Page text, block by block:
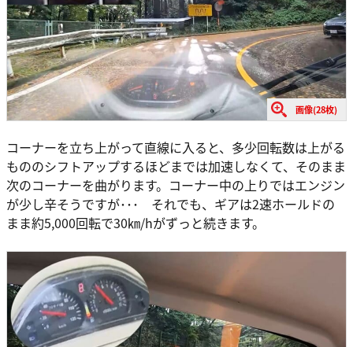
画像(28枚)
コーナーを立ち上がって直線に入ると、多少回転数は上がる
もののシフトアップするほどまでは加速しなくて、そのまま
次のコーナーを曲がります。コーナー中の上りではエンジン
が少し辛そうですが･･･ それでも、ギアは2速ホールドの
まま約5,000回転で30㎞/hがずっと続きます。